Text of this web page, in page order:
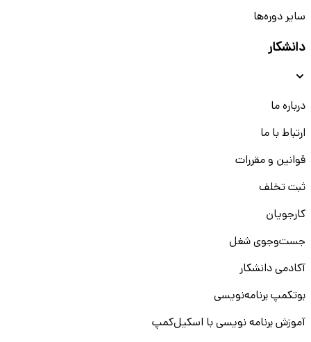
سایر دوره‌ها
دانشکار
درباره ما
ارتباط با ما
قوانین و مقررات
ثبت تخلف
کارجویان
جست‌و‌جوی شغل
آکادمی دانشکار
بوتکمپ برنامه‌نویسی
آموزش برنامه نویسی با اسکیل‌کمپ